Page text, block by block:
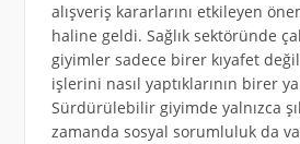
alışveriş kararlarını etkileyen
haline geldi. Sağlık sektöründe
giyimler sadece birer kıyafet
işlerini nasıl yaptıklarının birer
Sürdürülebilir giyimde yalnızca
zamanda sosyal sorumluluk da